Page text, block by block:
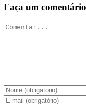
Faça um comentário
Comentar